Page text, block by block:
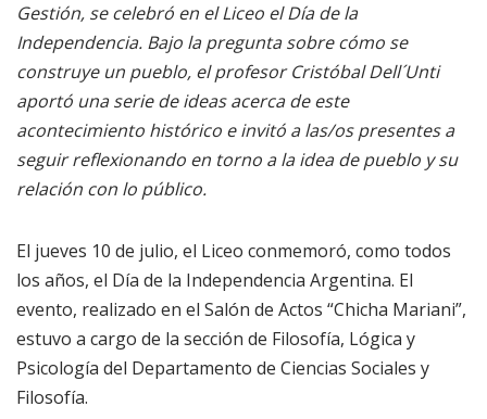
Gestión, se celebró en el Liceo el Día de la
Independencia. Bajo la pregunta sobre cómo se
construye un pueblo, el profesor Cristóbal Dell´Unti
aportó una serie de ideas acerca de este
acontecimiento histórico e invitó a las/os presentes a
seguir reflexionando en torno a la idea de pueblo y su
relación con lo público.
El jueves 10 de julio, el Liceo conmemoró, como todos
los años, el Día de la Independencia Argentina. El
evento, realizado en el Salón de Actos “Chicha Mariani”,
estuvo a cargo de la sección de Filosofía, Lógica y
Psicología del Departamento de Ciencias Sociales y
Filosofía.